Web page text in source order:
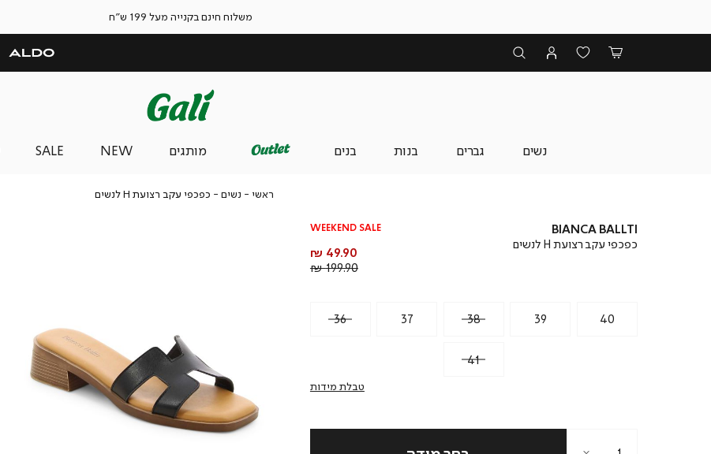
משלוח חינם בקנייה מעל 199 ש"ח
נשים גברים בנות בנים מותגים NEW
SALE
ראשי ראשי
נשים נשיםכפכפי עקב רצועת H לנשים
כפכפי
BIANCA BALLTI
כפכפי עקב רצועת H לנשים
WEEKEND SALE
מחיר
מוצר
49.90 ₪
מחיר
199.90 ₪
36 37 38 39 40
41
טבלת מידות